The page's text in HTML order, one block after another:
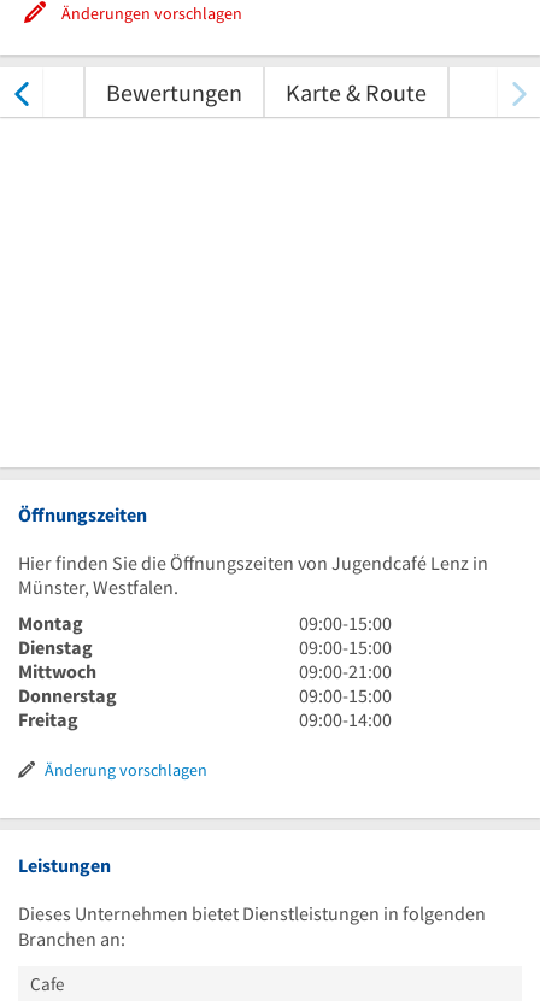
Änderungen vorschlagen
Bewertungen Karte & Route
Öffnungszeiten
Hier finden Sie die Öffnungszeiten von Jugendcafé Lenz in
Münster, Westfalen.
Montag
9
Uhr
bis
15
Uhr
09:00-15:00
Dienstag
9
Uhr
bis
15
09:00-15:00
Mittwoch
9
Uhr
bis
09:00-21:00
Donnerstag
9
Uhr
09:00-15:00
Freitag
9
Uhr
09:00-14:00
Änderung vorschlagen
Leistungen
Dieses Unternehmen bietet Dienstleistungen in folgenden
Branchen an:
Cafe